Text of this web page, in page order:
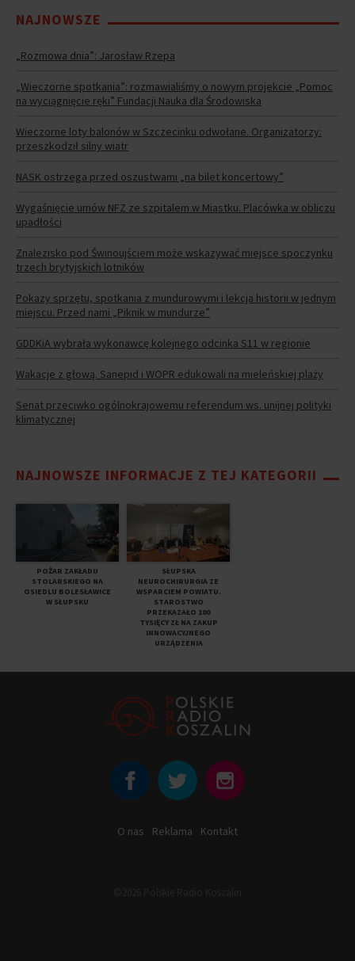
NAJNOWSZE
„Rozmowa dnia”: Jarosław Rzepa
„Wieczorne spotkania”: rozmawialiśmy o nowym projekcie „Pomoc
na wyciągnięcie ręki” Fundacji Nauka dla Środowiska
Wieczorne loty balonów w Szczecinku odwołane. Organizatorzy:
przeszkodził silny wiatr
NASK ostrzega przed oszustwami „na bilet koncertowy”
Wygaśnięcie umów NFZ ze szpitalem w Miastku. Placówka w obliczu
upadłości
Znalezisko pod Świnoujściem może wskazywać miejsce spoczynku
trzech brytyjskich lotników
Pokazy sprzętu, spotkania z mundurowymi i lekcja historii w jednym
miejscu. Przed nami „Piknik w mundurze”
GDDKiA wybrała wykonawcę kolejnego odcinka S11 w regionie
Wakacje z głową. Sanepid i WOPR edukowali na mieleńskiej plaży
Senat przeciwko ogólnokrajowemu referendum ws. unijnej polityki
klimatycznej
NAJNOWSZE INFORMACJE Z TEJ KATEGORII
POŻAR ZAKŁADU
STOLARSKIEGO NA
OSIEDLU BOLESŁAWICE
W SŁUPSKU
SŁUPSKA
NEUROCHIRURGIA ZE
WSPARCIEM POWIATU.
STAROSTWO
PRZEKAZAŁO 100
TYSIĘCY ZŁ NA ZAKUP
INNOWACYJNEGO
URZĄDZENIA
O nas Reklama Kontakt